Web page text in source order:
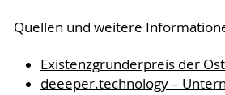
Quellen und weitere
Existenzgründerpreis der
deeeper.technology –